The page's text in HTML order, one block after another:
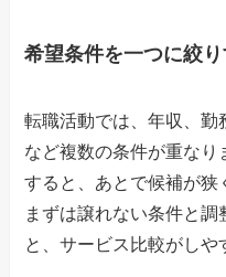
希望条件を一つに絞
転職活動では、年収、勤
など複数の条件が重な
すると、あとで候補が狭
まずは譲れない条件と
と、サービス比較がしや